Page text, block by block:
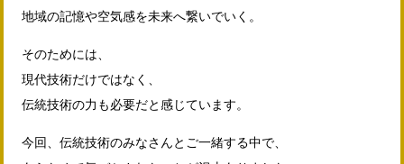
地域の記憶や空気感を未来へ繋いでいく。
そのためには、
現代技術だけではなく、
伝統技術の力も必要だと感じています。
今回、伝統技術のみなさんとご一緒する中で、